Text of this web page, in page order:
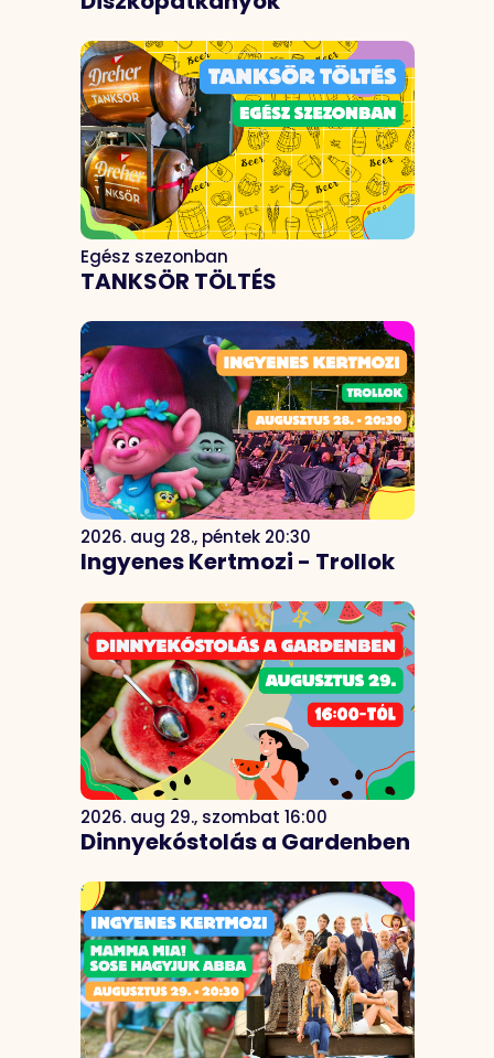
Egész szezonban
TANKSÖR TÖLTÉS
2026. aug 28., péntek 20:30
Ingyenes Kertmozi - Trollok
2026. aug 29., szombat 16:00
Dinnyekóstolás a Gardenben